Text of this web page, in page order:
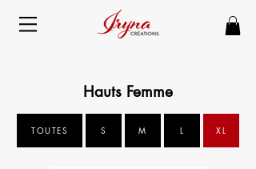
Hauts Femme
TOUTES S M L XL